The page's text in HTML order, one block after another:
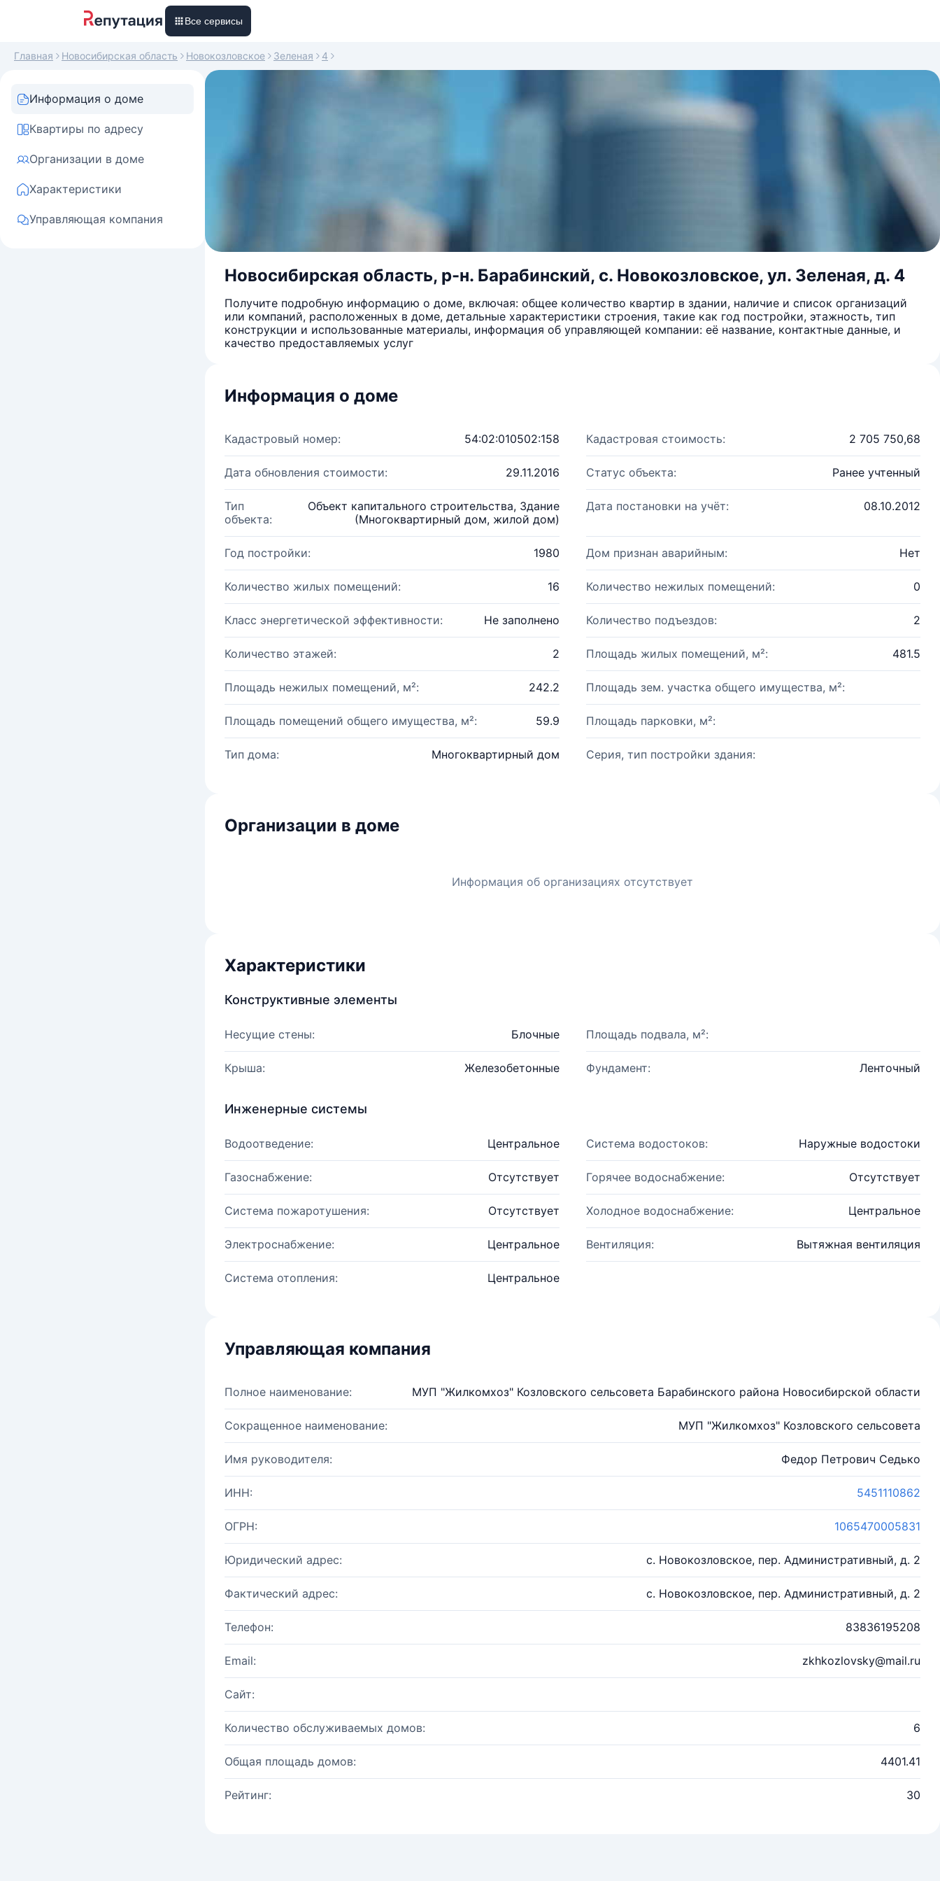
Все сервисы
Главная Новосибирская область Новокозловское Зеленая 4
Информация о доме
Квартиры по адресу
Организации в доме
Характеристики
Управляющая компания
Новосибирская область, р-н. Барабинский, с. Новокозловское, ул. Зеленая, д. 4
Получите подробную информацию о доме, включая: общее количество квартир в здании, наличие и список организаций
или компаний, расположенных в доме, детальные характеристики строения, такие как год постройки, этажность, тип
конструкции и использованные материалы, информация об управляющей компании: её название, контактные данные, и
качество предоставляемых услуг
Информация о доме
Кадастровый номер: 54:02:010502:158 Кадастровая стоимость: 2 705 750,68
Дата обновления стоимости: 29.11.2016 Статус объекта: Ранее учтенный
Тип
объекта:
Объект капитального строительства, Здание
(Многоквартирный дом, жилой дом)
Дата постановки на учёт: 08.10.2012
Год постройки: 1980 Дом признан аварийным: Нет
Количество жилых помещений: 16 Количество нежилых помещений: 0
Класс энергетической эффективности: Не заполнено Количество подъездов: 2
Количество этажей: 2 Площадь жилых помещений, м²: 481.5
Площадь нежилых помещений, м²: 242.2 Площадь зем. участка общего имущества, м²:
Площадь помещений общего имущества, м²: 59.9 Площадь парковки, м²:
Тип дома: Многоквартирный дом Серия, тип постройки здания:
Организации в доме
Информация об организациях отсутствует
Характеристики
Конструктивные элементы
Несущие стены: Блочные Площадь подвала, м²:
Крыша: Железобетонные Фундамент: Ленточный
Инженерные системы
Водоотведение: Центральное Система водостоков: Наружные водостоки
Газоснабжение: Отсутствует Горячее водоснабжение: Отсутствует
Система пожаротушения: Отсутствует Холодное водоснабжение: Центральное
Электроснабжение: Центральное Вентиляция: Вытяжная вентиляция
Система отопления: Центральное
Управляющая компания
Полное наименование: МУП "Жилкомхоз" Козловского сельсовета Барабинского района Новосибирской области
Сокращенное наименование: МУП "Жилкомхоз" Козловского сельсовета
Имя руководителя: Федор Петрович Седько
ИНН: 5451110862
ОГРН: 1065470005831
Юридический адрес: с. Новокозловское, пер. Административный, д. 2
Фактический адрес: с. Новокозловское, пер. Административный, д. 2
Телефон: 83836195208
Email: zkhkozlovsky@mail.ru
Сайт:
Количество обслуживаемых домов: 6
Общая площадь домов: 4401.41
Рейтинг: 30